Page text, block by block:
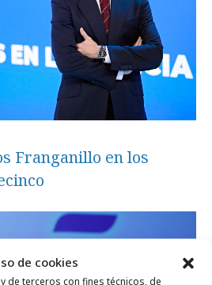
de cookies
de terceros con fines técnicos, de
Franganillo en los